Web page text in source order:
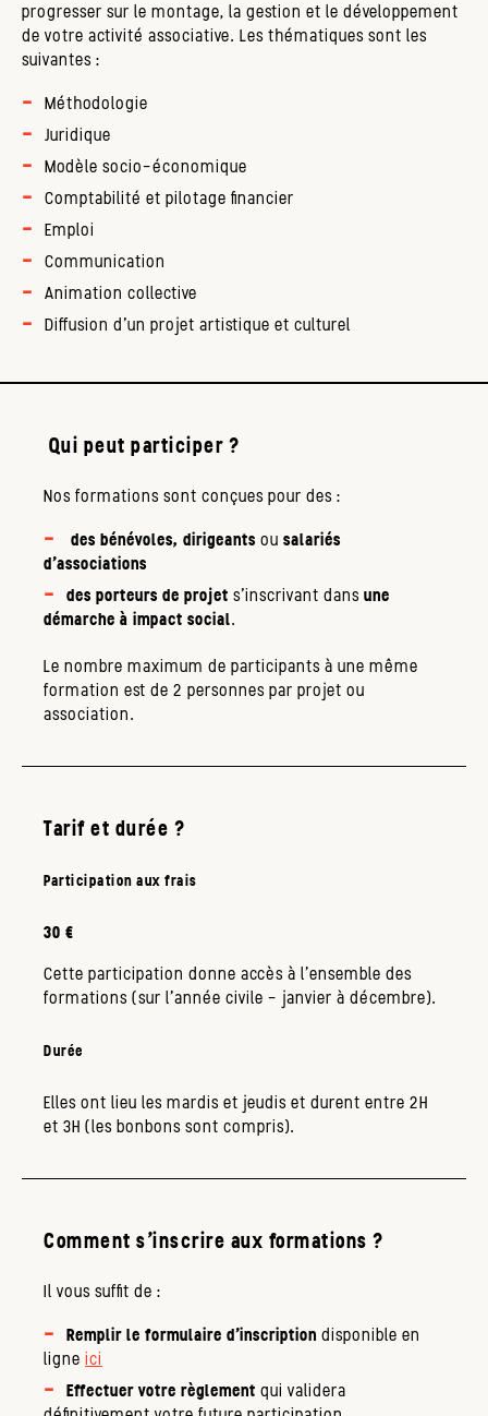
progresser sur le montage, la gestion et le développement
de votre activité associative. Les thématiques sont les
suivantes :
Méthodologie
Juridique
Modèle socio-économique
Comptabilité et pilotage financier
Emploi
Communication
Animation collective
Diffusion d’un projet artistique et culturel
Qui peut participer ?
Nos formations sont conçues pour des :
des bénévoles, dirigeants ou salariés
d’associations
des porteurs de projet s’inscrivant dans une
démarche à impact social.
Le nombre maximum de participants à une même
formation est de 2 personnes par projet ou
association.
Tarif et durée ?
Participation aux frais
30 €
Cette participation donne accès à l'ensemble des
formations (sur l'année civile - janvier à décembre).
Durée
Elles ont lieu les mardis et jeudis et durent entre 2H
et 3H (les bonbons sont compris).
Comment s'inscrire aux formations ?
Il vous suffit de :
Remplir le formulaire d’inscription disponible en
ligne ici
Effectuer votre règlement qui validera